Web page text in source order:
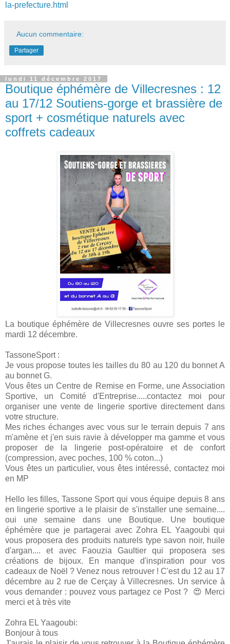
la-prefecture.html
Aucun commentaire:
Partager
lundi 11 décembre 2017
Boutique éphémère de Villecresnes : 12
au 17/12 Soutiens-gorge et brassière de
sport + cosmétique naturels avec
coffrets cadeaux
La boutique éphémère de Villecresnes ouvre ses portes le
mardi 12 décembre.
TassoneSport :
Je vous propose toutes les tailles du 80 au 120 du bonnet A
au bonnet G.
Vous êtes un Centre de Remise en Forme, une Association
Sportive, un Comité d'Entreprise.....contactez moi pour
organiser une vente de lingerie sportive directement dans
votre structure.
Mes riches échanges avec vous sur le terrain depuis 7 ans
m'amène et j'en suis ravie à développer ma gamme et vous
proposer de la lingerie post-opératoire et de confort
(compression, avec poches, 100 % coton...)
Vous êtes un particulier, vous êtes intéressé, contactez moi
en MP
Hello les filles, Tassone Sport qui vous équipe depuis 8 ans
en lingerie sportive a le plaisir de s'installer une semaine....
oui une semaine dans une Boutique. Une boutique
éphémère que je partagerai avec Zohra EL Yaagoubi qui
vous proposera des produits naturels type savon noir, huile
d'argan.... et avec Faouzia Gaultier qui proposera ses
créations de bijoux. En manque d'inspiration pour vos
cadeaux de Noël ? Venez nous retrouver ! C'est du 12 au 17
décembre au 2 rue de Cerçay à Villecresnes. Un service à
vous demander : pouvez vous partagez ce Post ? 😍 Merci
merci et à très vite
Zohra EL Yaagoubi:
Bonjour à tous